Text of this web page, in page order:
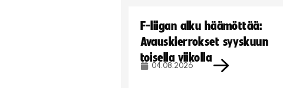
F-liigan alku häämöttää:
Avauskierrokset syyskuun
toisella viikolla
04.08.2026